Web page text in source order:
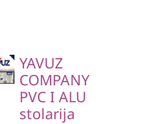
YAVUZ
COMPANY
PVC I ALU
stolarija